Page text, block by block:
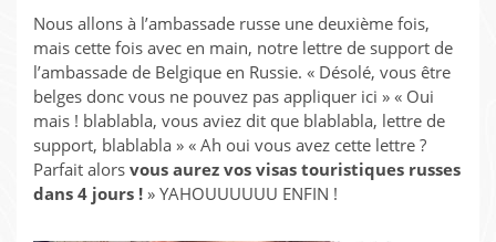
Nous allons à l’ambassade russe une deuxième fois,
mais cette fois avec en main, notre lettre de support de
l’ambassade de Belgique en Russie. « Désolé, vous être
belges donc vous ne pouvez pas appliquer ici » « Oui
mais ! blablabla, vous aviez dit que blablabla, lettre de
support, blablabla » « Ah oui vous avez cette lettre ?
Parfait alors vous aurez vos visas touristiques russes
dans 4 jours ! » YAHOUUUUUU ENFIN !